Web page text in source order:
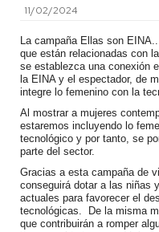
11/02/2024
La campaña Ellas son
que están relacionadas con
se establezca una conexión
la EINA y el espectador, de
integre lo femenino con la
Al mostrar a mujeres
estaremos incluyendo lo
tecnológico y por tanto, se
parte del sector.
Gracias a esta campaña de
conseguirá dotar a las niñas
actuales para favorecer el
tecnológicas. De la misma
que contribuirán a romper